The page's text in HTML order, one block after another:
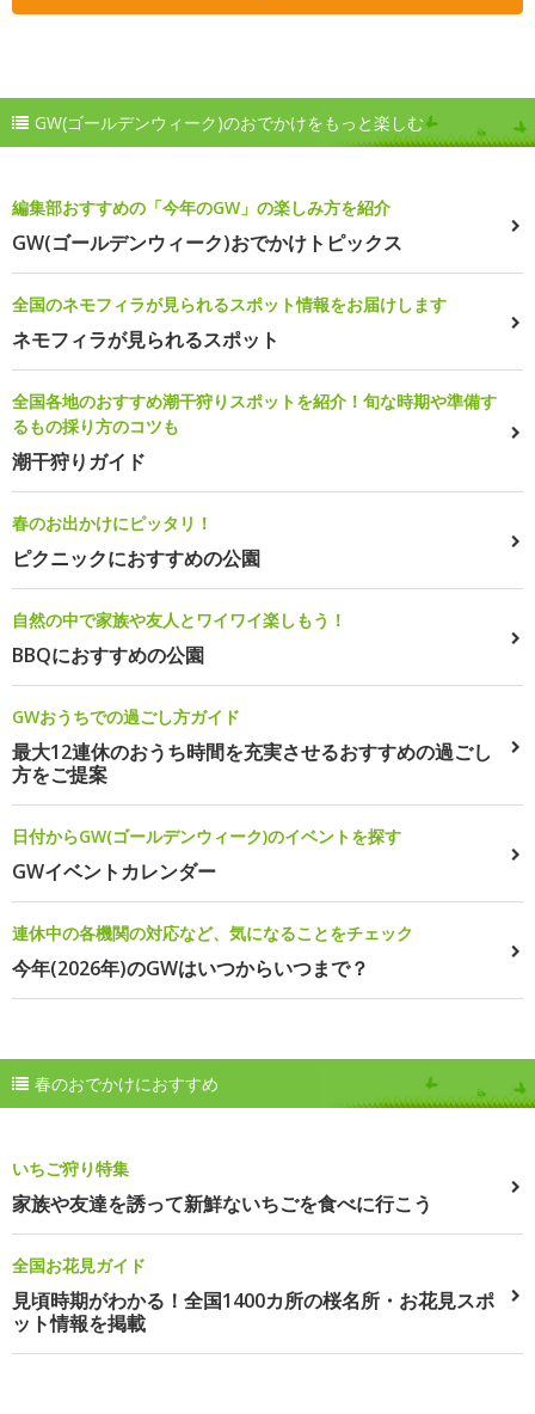
GW(ゴールデンウィーク)のおでかけをもっと楽しむ
編集部おすすめの「今年のGW」の楽しみ方を紹介
GW(ゴールデンウィーク)おでかけトピックス
全国のネモフィラが見られるスポット情報をお届けします
ネモフィラが見られるスポット
全国各地のおすすめ潮干狩りスポットを紹介！旬な時期や準備す
るもの採り方のコツも
潮干狩りガイド
春のお出かけにピッタリ！
ピクニックにおすすめの公園
自然の中で家族や友人とワイワイ楽しもう！
BBQにおすすめの公園
GWおうちでの過ごし方ガイド
最大12連休のおうち時間を充実させるおすすめの過ごし
方をご提案
日付からGW(ゴールデンウィーク)のイベントを探す
GWイベントカレンダー
連休中の各機関の対応など、気になることをチェック
今年(2026年)のGWはいつからいつまで？
春のおでかけにおすすめ
いちご狩り特集
家族や友達を誘って新鮮ないちごを食べに行こう
全国お花見ガイド
見頃時期がわかる！全国1400カ所の桜名所・お花見スポ
ット情報を掲載